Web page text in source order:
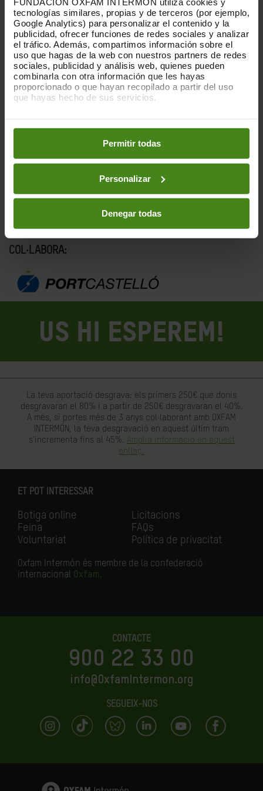
tecnologías similares, propias y de terceros (por ejemplo,
Google Analytics) para personalizar el contenido y la
publicidad, ofrecer funciones de redes sociales y analizar
el tráfico. Además, compartimos información sobre el
uso que hagas de la web con nuestros partners de redes
sociales, publicidad y análisis web, quienes pueden
combinarla con otra información que les hayas
proporcionado o que hayan recopilado a partir del uso
que hayas hecho de sus servicios.
preferencias accediendo a nuestraPolítica de Cookieso
en los botones facilitados a continuación:
Permitir todas
Personalizar
Denegar todas
Comptarem amb la presència de Franc Cortada,
director general d’Oxfam Intermón.
Día: 30-05-2026
Horario: 12.30
Lugar: Edifici Moruno , Plaça del Mar Grau de
Castelló
COL·LABORA:
US HI ESPEREM!
La teva aportació desgrava: els primers 250€ que donis
desgravaran el 80% i a partir de 250€ desgravaran el 40%.
A més, si portes més de 3 anys col·laborant amb OXFAM
INTERMÓN, la teva desgravació en aquest últim tram
s'incrementa fins al 45%. Amplia informació en aquest
enllaç.
ET POT INTERESSAR
Botiga online
Feina
Voluntariat
Licitacions
FAQs
Política de privacitat
Oxfam Intermón és membre de la confederació
internacional Oxfam.
CONTACTE
900 22 33 00
info@OxfamIntermon.org
SEGUEIX-NOS